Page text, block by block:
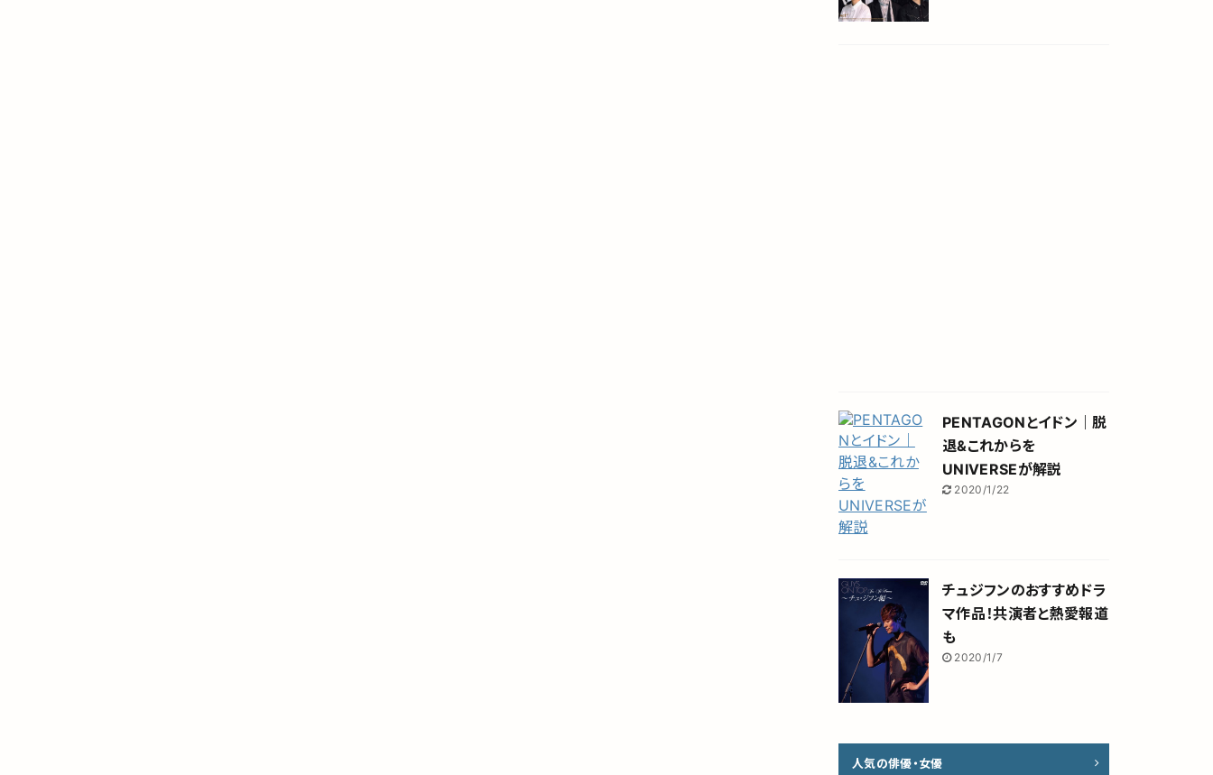
PENTAGONとイドン｜脱
退&これからを
UNIVERSEが解説
2020/1/22
チュジフンのおすすめドラ
マ作品！共演者と熱愛報道
も
2020/1/7
人気の俳優・女優